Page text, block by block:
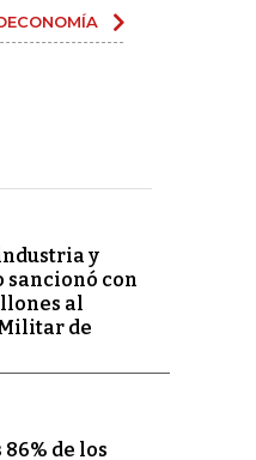
y
sancionó con
al
de
de los